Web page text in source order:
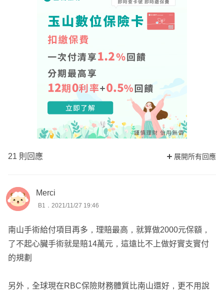
21 則回應 展開所有回應
Merci
B1．2021/11/27 19:46
南山手術給付項目再多，理賠最高，就算做2000元保額，
了不起心臟手術就是賠14萬元，這遠比不上做好實支實付
的規劃
另外，全球現在RBC保險財務體質比南山還好，更不用說